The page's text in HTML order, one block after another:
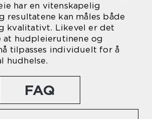
har en vitenskapelig
resultatene kan måles både
kvalitativt. Likevel er det
at hudpleierutinene og
tilpasses individuelt for å
hudhelse.
FAQ